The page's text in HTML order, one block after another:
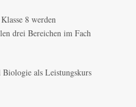
8 werden
drei Bereichen im Fach
als Leistungskurs